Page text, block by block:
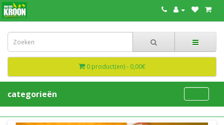
0 product(en) - 0,00€
categorieën